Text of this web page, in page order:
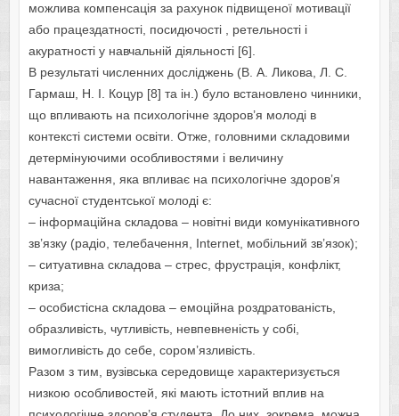
можлива компенсація за рахунок підвищеної мотивації
або працездатності, посидючості , ретельності і
акуратності у навчальній діяльності [6].
В результаті численних досліджень (В. А. Ликова, Л. С.
Гармаш, Н. І. Коцур [8] та ін.) було встановлено чинники,
що впливають на психологічне здоров’я молоді в
контексті системи освіти. Отже, головними складовими
детермінуючими особливостями і величину
навантаження, яка впливає на психологічне здоров’я
сучасної студентської молоді є:
– інформаційна складова – новітні види комунікативного
зв’язку (радіо, телебачення, Internet, мобільний зв’язок);
– ситуативна складова – стрес, фрустрація, конфлікт,
криза;
– особистісна складова – емоційна роздратованість,
образливість, чутливість, невпевненість у собі,
вимогливість до себе, сором’язливість.
Разом з тим, вузівська середовище характеризується
низкою особливостей, які мають істотний вплив на